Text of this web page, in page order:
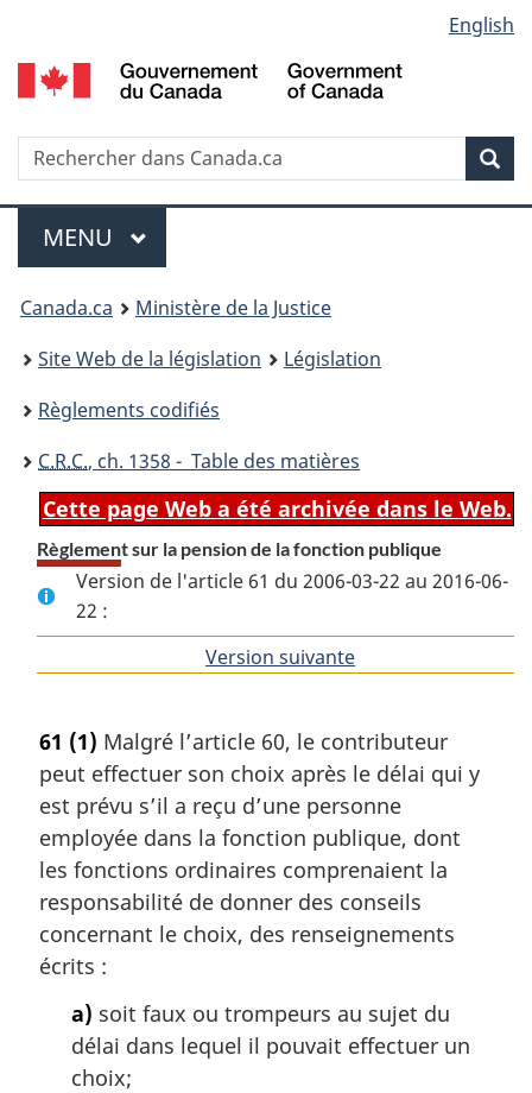
au
contenu
propos
de
la
HTML
simplifiée
selection
English
Recherche
Menu
MENU PRINCIPAL
You
are
here:
Canada.ca
Ministère de la Justice
Site Web de la législation
Législation
Règlements codifiés
C.R.C., ch. 1358 - Table des matières
Cette page Web a été archivée dans le Web.
Règlement sur la pension de la fonction publique
Version de l'article 61 du 2006-03-22 au 2016-06-
22 :
Version suivante
61 (1) Malgré l’article 60, le contributeur
peut effectuer son choix après le délai qui y
est prévu s’il a reçu d’une personne
employée dans la fonction publique, dont
les fonctions ordinaires comprenaient la
responsabilité de donner des conseils
concernant le choix, des renseignements
écrits :
a) soit faux ou trompeurs au sujet du
délai dans lequel il pouvait effectuer un
choix;